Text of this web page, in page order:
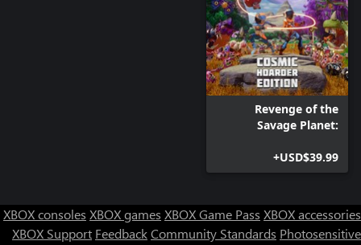
Revenge of the
Savage Planet:
Edition
USD$39.99+
XBOX consoles XBOX games XBOX Game Pass XBOX accessories
XBOX Support FeedbackCommunity Standards Photosensitive